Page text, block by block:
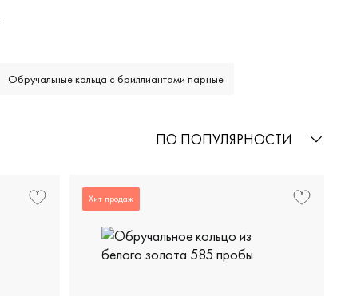
Обручальные кольца с бриллиантами парные
ПО ПОПУЛЯРНОСТИ
Хит продаж